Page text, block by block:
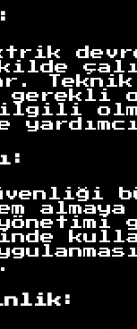
gerekli
almaya